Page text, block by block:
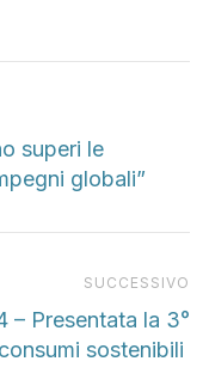
superi le
globali”
SUCCESSIVO
– Presentata la 3°
sostenibili